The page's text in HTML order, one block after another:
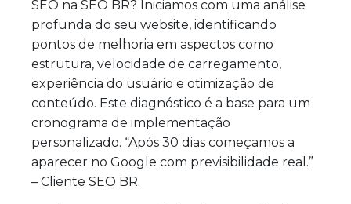
SEO na SEO BR? Iniciamos com uma análise
profunda do seu website, identificando
pontos de melhoria em aspectos como
estrutura, velocidade de carregamento,
experiência do usuário e otimização de
conteúdo. Este diagnóstico é a base para um
cronograma de implementação
personalizado. “Após 30 dias começamos a
aparecer no Google com previsibilidade real.”
– Cliente SEO BR.